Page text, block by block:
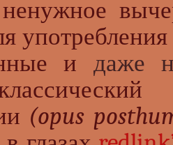
ненужное
и даже
(opus